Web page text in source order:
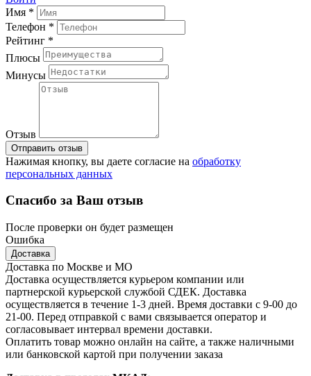
Имя *
Телефон *
Рейтинг *
Плюсы
Минусы
Отзыв
Отправить отзыв
Нажимая кнопку, вы даете согласие на обработку
персональных данных
Спасибо за Ваш отзыв
После проверки он будет размещен
Ошибка
Доставка
Доставка по Москве и МО
Доставка осуществляется курьером компании или
партнерской курьерской службой СДЕК. Доставка
осуществляется в течение 1-3 дней. Время доставки с 9-00 до
21-00. Перед отправкой с вами связывается оператор и
согласовывает интервал времени доставки.
Оплатить товар можно онлайн на сайте, а также наличными
или банковской картой при получении заказа